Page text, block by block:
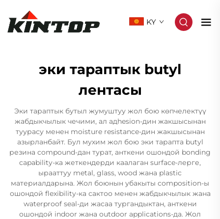
KY
эки тараптык butyl
лентасы
Эки тараптык бутыл жумуштуу жол бою көпчелектүү
жабдыкчылык чечими, ал адhesion-дин жакшысынан
туурасу менен moisture resistance-дин жакшысынан
азырланбайт. Бул мухим жол бою эки тарапта butyl
резина compound-дан турат, анткени ошондой bonding
capability-ка жеткендерди каалаган surface-лерге,
ырааттуу metal, glass, wood жана plastic
материалдарына. Жол боюнын убакыты composition-ы
ошондой flexibility-ка сактоо менен жабдыкчылык жана
waterproof seal-ди жасаа тургандыктан, анткени
ошондой indoor жана outdoor applications-да. Жол